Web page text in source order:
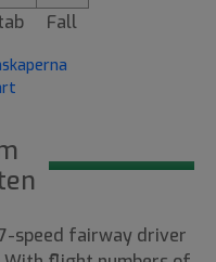
Fall
speed fairway driver